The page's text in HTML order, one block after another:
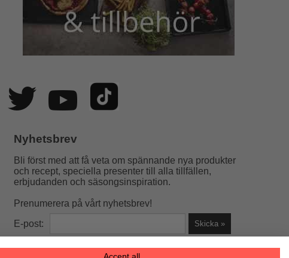
Nyhetsbrev
Bli först med att få veta om spännande nya produkter
och recept, speciella presenter till alla tillfällen,
erbjudanden och säsongsinspiration.
Prenumerera på vårt nyhetsbrev!
E-post: